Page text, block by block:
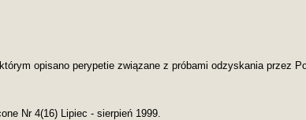
opisano perypetie związane z próbami odzyskania przez
Nr 4(16) Lipiec - sierpień 1999.